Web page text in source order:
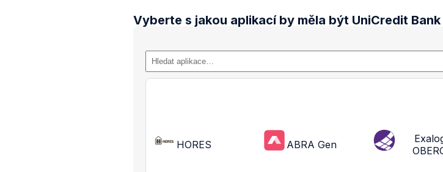
Vyberte s jakou aplikací by měla být UniCredit
HORES ABRA Gen